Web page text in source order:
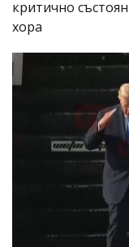
критично
хора